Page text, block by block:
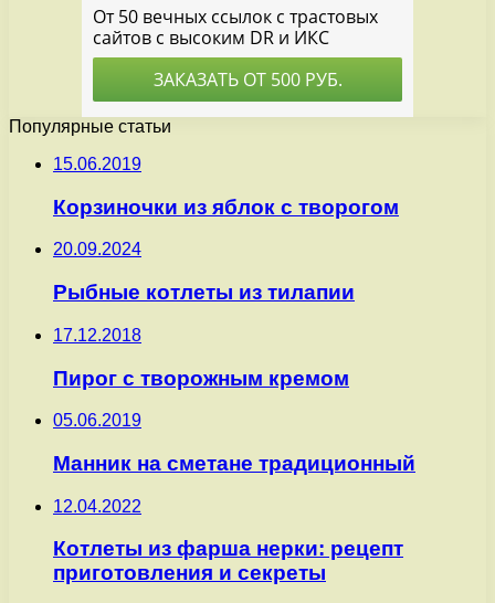
Популярные статьи
15.06.2019
Корзиночки из яблок с творогом
20.09.2024
Рыбные котлеты из тилапии
17.12.2018
Пирог с творожным кремом
05.06.2019
Манник на сметане традиционный
12.04.2022
Котлеты из фарша нерки: рецепт
приготовления и секреты